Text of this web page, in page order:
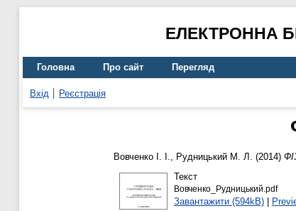
ЕЛЕКТРОННА
Головна Про сайт Перегляд
Вхід Реєстрація
Вовченко І. І., Рудницький М. Л. (2014)
Текст
Вовченко_Рудницький.pdf
Завантажити (594kB)|